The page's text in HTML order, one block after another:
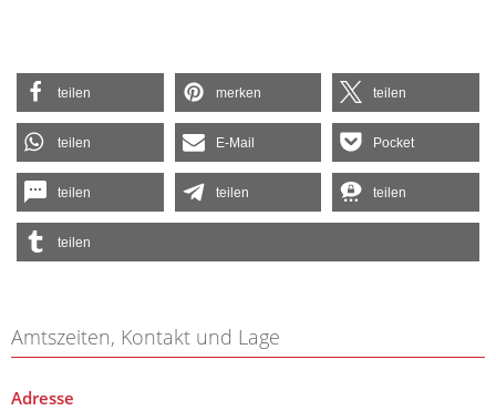
teilen merken teilen
teilen E-Mail Pocket
teilen teilen teilen
teilen
Amtszeiten, Kontakt und Lage
Adresse